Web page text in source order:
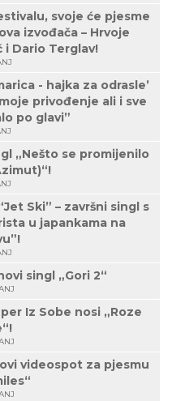
svoje će pjesme
izvođača – Hrvoje
i Dario Terglav!
- hajka za odrasle’
privođenje ali i sve
po glavi”
„Nešto se promijenilo
Ski” – završni singl s
u japankama na
singl „Gori 2“
Iz Sobe nosi „Roze
videospot za pjesmu